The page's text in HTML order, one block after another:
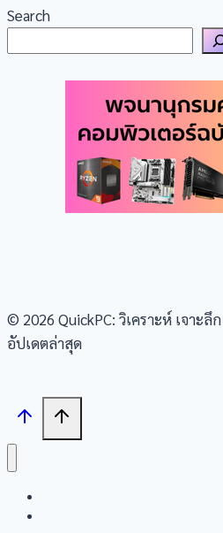
Search
© 2026 QuickPC: วิเคราะห์ เจาะลึ
อัปเดตล่าสุด